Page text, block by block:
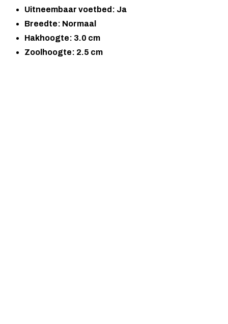
Uitneembaar voetbed: Ja
Breedte: Normaal
Hakhoogte: 3.0 cm
Zoolhoogte: 2.5 cm